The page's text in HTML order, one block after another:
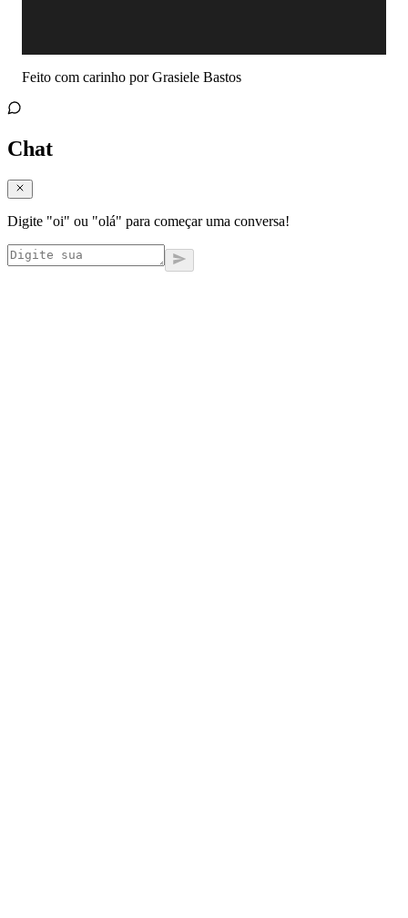
Feito com carinho por Grasiele Bastos
Chat
Digite "oi" ou "olá" para começar uma conversa!